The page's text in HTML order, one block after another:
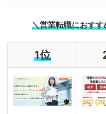
＼営業転職におす
1位